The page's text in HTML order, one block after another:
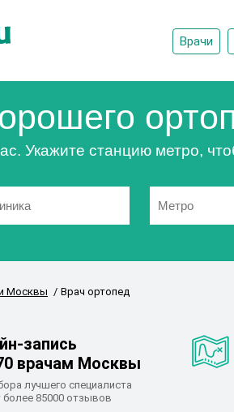
Врачи
Укажите станцию метро,
Москвы Врач ортопед
запись
врачам Москвы
лучшего специалиста
более 85000 отзывов